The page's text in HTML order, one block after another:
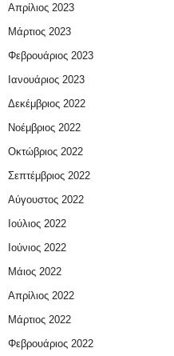
Απρίλιος 2023
Μάρτιος 2023
Φεβρουάριος 2023
Ιανουάριος 2023
Δεκέμβριος 2022
Νοέμβριος 2022
Οκτώβριος 2022
Σεπτέμβριος 2022
Αύγουστος 2022
Ιούλιος 2022
Ιούνιος 2022
Μάιος 2022
Απρίλιος 2022
Μάρτιος 2022
Φεβρουάριος 2022